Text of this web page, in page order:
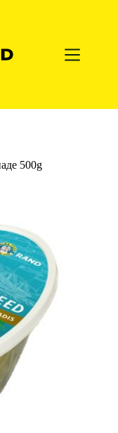
500g